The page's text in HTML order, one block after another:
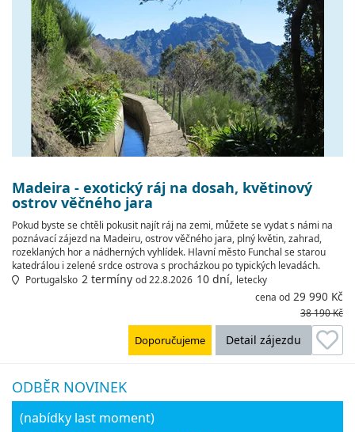
Madeira - exotický ráj na dosah, květinový
ostrov věčného jara
Pokud byste se chtěli pokusit najít ráj na zemi, můžete se vydat s námi na
poznávací zájezd na Madeiru, ostrov věčného jara, plný květin, zahrad,
rozeklaných hor a nádherných vyhlídek. Hlavní město Funchal se starou
katedrálou i zelené srdce ostrova s procházkou po typických levadách.
Portugalsko 2 termíny od 22.8.2026 10 dní, letecky
cena od 29 990 Kč
38 190 Kč
Detail zájezdu
Doporučujeme
ODBĚR NOVINEK
(nabídky last moment)